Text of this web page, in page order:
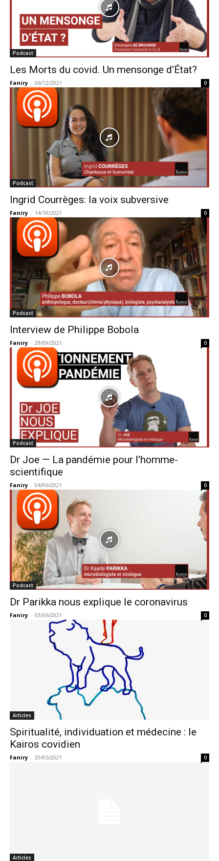
Podcast
Les Morts du covid. Un mensonge d’État?
Faniry - 06/12/2021 0
Podcast
Ingrid Courrèges: la voix subversive
Faniry - 14/10/2021 0
Podcast
Interview de Philippe Bobola
Faniry - 29/09/2021 0
Podcast
Dr Joe — La pandémie pour l’homme-
scientifique
Faniry - 04/06/2021 0
Podcast
Dr Parikka nous explique le coronavirus
Faniry - 03/06/2021 0
Articles
Spiritualité, individuation et médecine : le
Kairos covidien
Faniry - 20/05/2021 0
Articles